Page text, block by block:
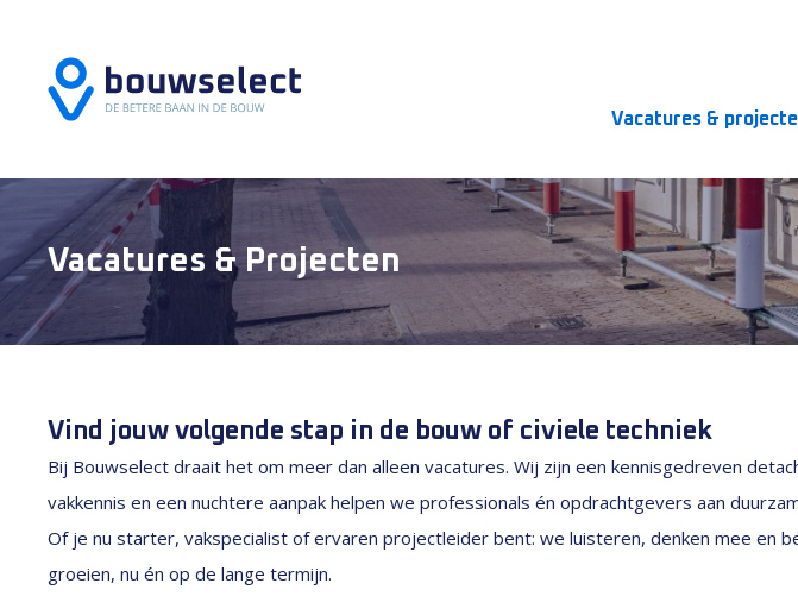
Vacatures &
Vacatures & Projecten
Vind jouw volgende stap in de bouw of civiele techniek
Bij Bouwselect draait het om meer dan alleen vacatures. Wij zijn een kennisgedreven
vakkennis en een nuchtere aanpak helpen we professionals én opdrachtgevers aan
Of je nu starter, vakspecialist of ervaren projectleider bent: we luisteren, denken mee en
groeien, nu én op de lange termijn.